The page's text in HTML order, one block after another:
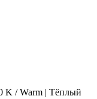
K / Warm | Тёплый